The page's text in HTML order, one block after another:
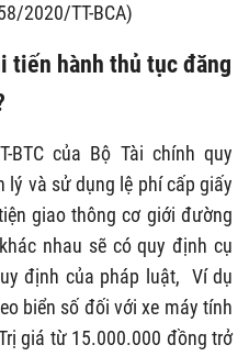
2020/TT-BCA)
tiến hành thủ tục đăng
BTC của Bộ Tài chính quy
lý và sử dụng lệ phí cấp giấy
giao thông cơ giới đường
nhau sẽ có quy định cụ
định của pháp luật, Ví dụ
biển số đối với xe máy tính
giá từ 15.000.000 đồng trở